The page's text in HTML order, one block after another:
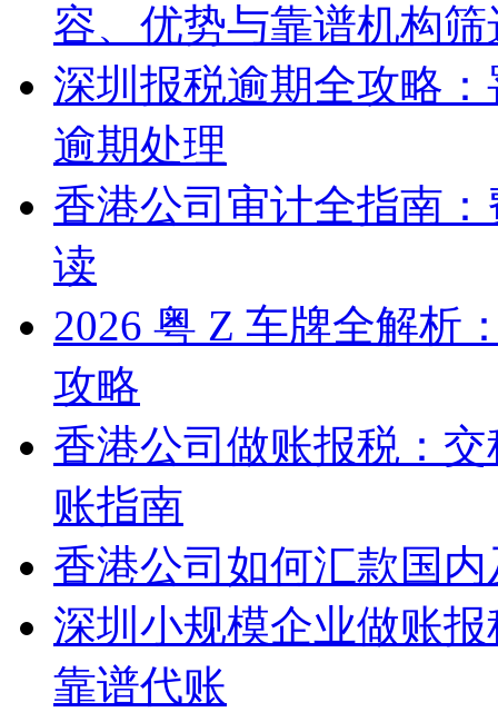
容、优势与靠谱机构筛
深圳报税逾期全攻略
逾期处理
香港公司审计全指南
读
2026 粤 Z 车牌全解析
攻略
香港公司做账报税：
账指南
香港公司如何汇款国
深圳小规模企业做账
靠谱代账